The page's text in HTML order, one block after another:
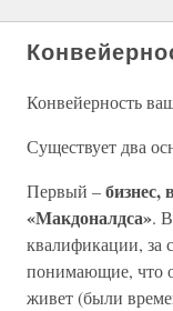
Конвейерность
Существует два
Первый –бизнес,
«Макдоналдса».
квалификации, за
понимающие, что
живет (были